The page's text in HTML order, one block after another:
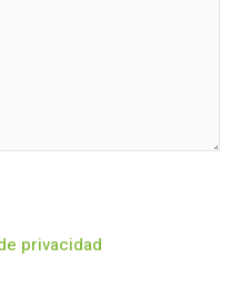
privacidad